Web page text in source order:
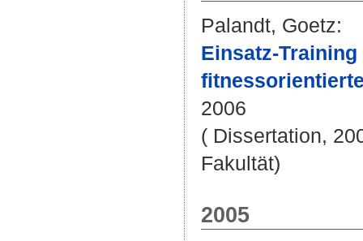
Palandt, Goetz:
Einsatz-
2006
( Dissertation,
Fakultät)
2005